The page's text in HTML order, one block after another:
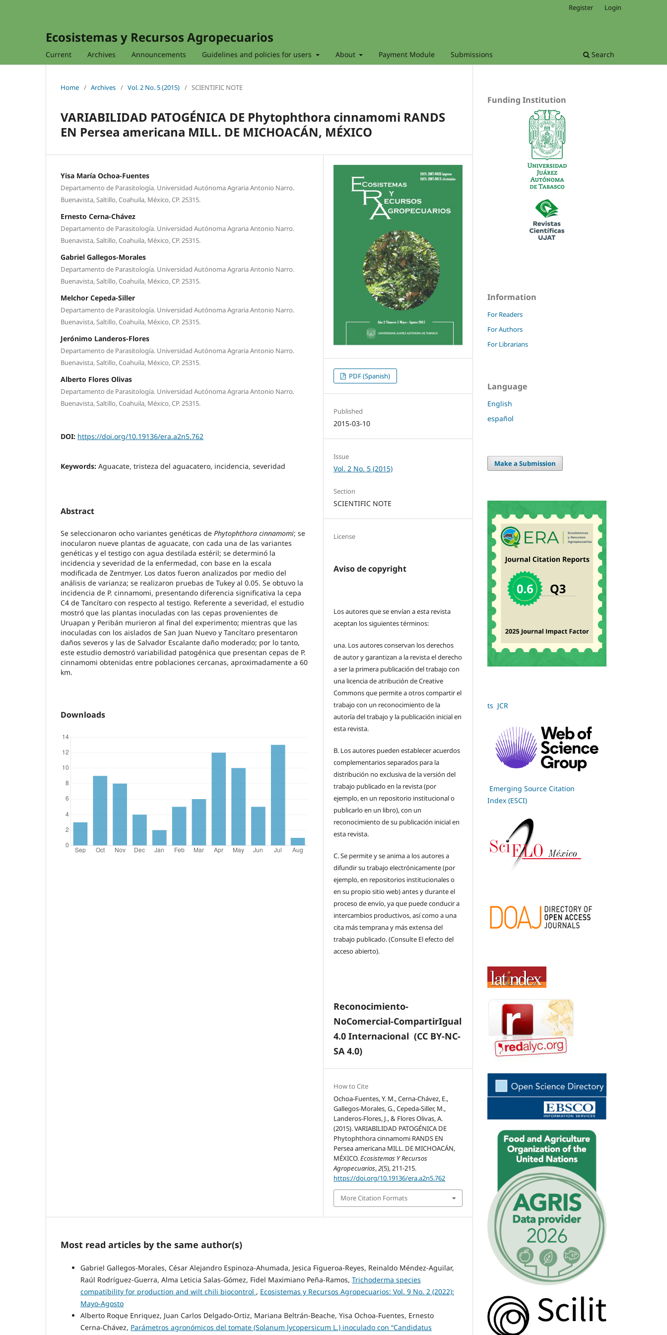
Ecosistemas y Recursos Agropecuarios
Current Archives Announcements Guidelines and policies for users About Payment Module Submissions Search
Register Login
Home / Archives / Vol. 2 No. 5 (2015) / SCIENTIFIC NOTE
VARIABILIDAD PATOGÉNICA DE Phytophthora cinnamomi RANDS
EN Persea americana MILL. DE MICHOACÁN, MÉXICO
Yisa María Ochoa-Fuentes
Departamento de Parasitología. Universidad Autónoma Agraria Antonio Narro.
Buenavista, Saltillo, Coahuila, México, CP. 25315.
Ernesto Cerna-Chávez
Departamento de Parasitología. Universidad Autónoma Agraria Antonio Narro.
Buenavista, Saltillo, Coahuila, México, CP. 25315.
Gabriel Gallegos-Morales
Departamento de Parasitología. Universidad Autónoma Agraria Antonio Narro.
Buenavista, Saltillo, Coahuila, México, CP. 25315.
Melchor Cepeda-Siller
Departamento de Parasitología. Universidad Autónoma Agraria Antonio Narro.
Buenavista, Saltillo, Coahuila, México, CP. 25315.
Jerónimo Landeros-Flores
Departamento de Parasitología. Universidad Autónoma Agraria Antonio Narro.
Buenavista, Saltillo, Coahuila, México, CP. 25315.
Alberto Flores Olivas
Departamento de Parasitología. Universidad Autónoma Agraria Antonio Narro.
Buenavista, Saltillo, Coahuila, México, CP. 25315.
DOI: https://doi.org/10.19136/era.a2n5.762
Keywords: Aguacate, tristeza del aguacatero, incidencia, severidad
Abstract
Se seleccionaron ocho variantes genéticas de Phytophthora cinnamomi; se
inocularon nueve plantas de aguacate, con cada una de las variantes
genéticas y el testigo con agua destilada estéril; se determinó la
incidencia y severidad de la enfermedad, con base en la escala
modificada de Zentmyer. Los datos fueron analizados por medio del
análisis de varianza; se realizaron pruebas de Tukey al 0.05. Se obtuvo la
incidencia de P. cinnamomi, presentando diferencia significativa la cepa
C4 de Tancítaro con respecto al testigo. Referente a severidad, el estudio
mostró que las plantas inoculadas con las cepas provenientes de
Uruapan y Peribán murieron al final del experimento; mientras que las
inoculadas con los aislados de San Juan Nuevo y Tancítaro presentaron
daños severos y las de Salvador Escalante daño moderado; por lo tanto,
este estudio demostró variabilidad patogénica que presentan cepas de P.
cinnamomi obtenidas entre poblaciones cercanas, aproximadamente a 60
km.
Downloads
PDF (Spanish)
Published
2015-03-10
Issue
Vol. 2 No. 5 (2015)
Section
SCIENTIFIC NOTE
License
Aviso de copyright
Los autores que se envían a esta revista
aceptan los siguientes términos:
una. Los autores conservan los derechos
de autor y garantizan a la revista el derecho
a ser la primera publicación del trabajo con
una licencia de atribución de Creative
Commons que permite a otros compartir el
trabajo con un reconocimiento de la
autoría del trabajo y la publicación inicial en
esta revista.
B. Los autores pueden establecer acuerdos
complementarios separados para la
distribución no exclusiva de la versión del
trabajo publicado en la revista (por
ejemplo, en un repositorio institucional o
publicarlo en un libro), con un
reconocimiento de su publicación inicial en
esta revista.
C.Se permite y se anima a los autores a
difundir su trabajo electrónicamente (por
ejemplo, en repositorios institucionales o
en su propio sitio web) antes y durante el
proceso de envío, ya que puede conducir a
intercambios productivos, así como a una
cita más temprana y más extensa del
trabajo publicado. (Consulte El efecto del
acceso abierto).
Reconocimiento-
NoComercial-CompartirIgual
4.0 Internacional (CC BY-NC-
SA 4.0)
How to Cite
Ochoa-Fuentes, Y. M., Cerna-Chávez, E.,
Gallegos-Morales, G., Cepeda-Siller, M.,
Landeros-Flores, J., & Flores Olivas, A.
(2015). VARIABILIDAD PATOGÉNICA DE
Phytophthora cinnamomi RANDS EN
Persea americana MILL. DE MICHOACÁN,
MÉXICO.Ecosistemas Y Recursos
Agropecuarios,2(5), 211-215.
https://doi.org/10.19136/era.a2n5.762
More Citation Formats
Most read articles by the same author(s)
Gabriel Gallegos-Morales, César Alejandro Espinoza-Ahumada, Jesica Figueroa-Reyes, Reinaldo Méndez-Aguilar,
Raúl Rodríguez-Guerra, Alma Leticia Salas-Gómez, Fidel Maximiano Peña-Ramos, Trichoderma species
compatibility for production and wilt chili biocontrol , Ecosistemas y Recursos Agropecuarios: Vol. 9 No. 2 (2022):
Mayo-Agosto
Alberto Roque Enriquez, Juan Carlos Delgado-Ortiz, Mariana Beltrán-Beache, Yisa Ochoa-Fuentes, Ernesto
Cerna-Chávez, Parámetros agronómicos del tomate (Solanum lycopersicum L.) inoculado con “Candidatus
Funding Institution
Information
For Readers
For Authors
For Librarians
Language
English
español
Make a Submission
ts JCR
Emerging Source Citation
Index (ESCI)